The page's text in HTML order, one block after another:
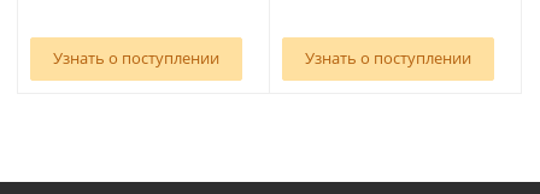
Узнать о поступлении Узнать о поступлении